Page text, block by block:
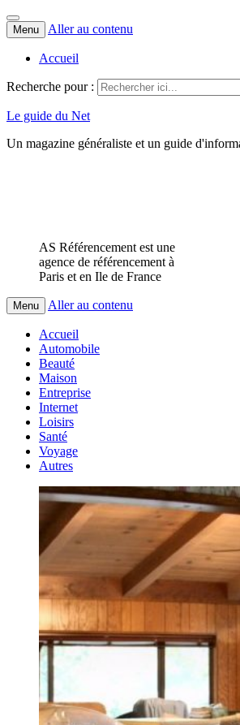
Menu Aller au contenu
Accueil
Recherche pour :
Le guide du Net
Un magazine généraliste et un guide
AS Référencement est une
agence de référencement à
Paris et en Ile de France
Menu Aller au contenu
Accueil
Automobile
Beauté
Maison
Entreprise
Internet
Loisirs
Santé
Voyage
Autres